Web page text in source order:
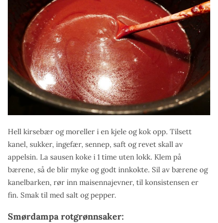
Hell kirsebær og moreller i en kjele og kok opp. Tilsett
kanel, sukker, ingefær, sennep, saft og revet skall av
appelsin. La sausen koke i 1 time uten lokk. Klem på
bærene, så de blir myke og godt innkokte. Sil av bærene og
kanelbarken, rør inn maisennajevner, til konsistensen er
fin. Smak til med salt og pepper.
Smørdampa rotgrønnsaker: